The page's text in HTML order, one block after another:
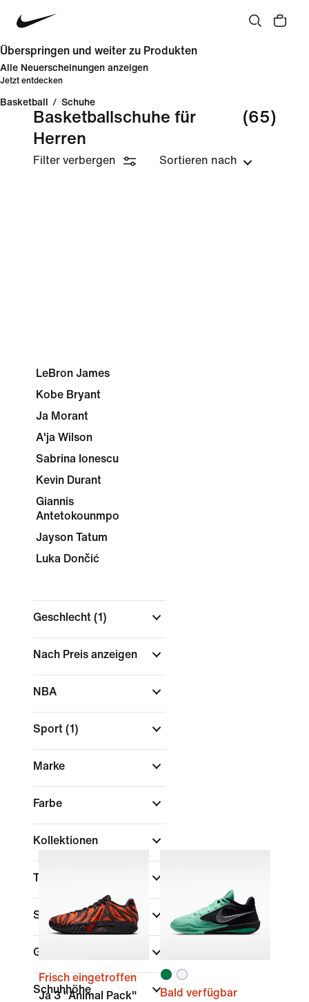
Überspringen und weiter zu Produkten
Alle Neuerscheinungen anzeigen
Jetzt entdecken
Basketball / Schuhe
Basketballschuhe für
Herren
(65)
Filter verbergen Sortieren nach
LeBron James
Kobe Bryant
Ja Morant
A'ja Wilson
Sabrina Ionescu
Kevin Durant
Giannis
Antetokounmpo
Jayson Tatum
Luka Dončić
Geschlecht (1)
Nach Preis anzeigen
NBA
Sport (1)
Marke
Farbe
Kollektionen
Technologie
Sale und Angebote
Größe
Schuhhöhe
Frisch eingetroffen
Ja 3 "Animal Pack"
Bald verfügbar